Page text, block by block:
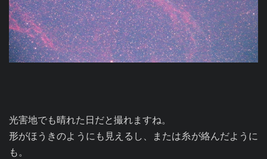
光害地でも晴れた日だと撮れますね。
形がほうきのようにも見えるし、または糸が絡んだように
も。